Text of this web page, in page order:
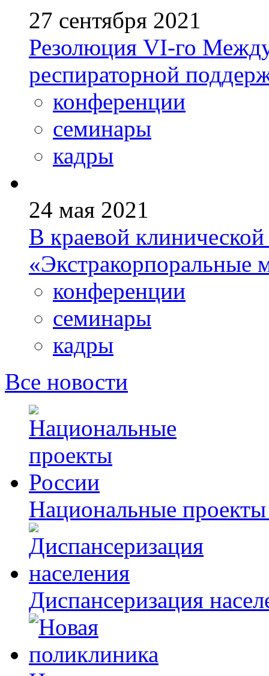
27 сентября 2021
Резолюция VI-го
респираторной
конференции
семинары
кадры
24 мая 2021
В краевой
«Экстракорпоральные
конференции
семинары
кадры
Все новости
Национальные
Диспансеризация